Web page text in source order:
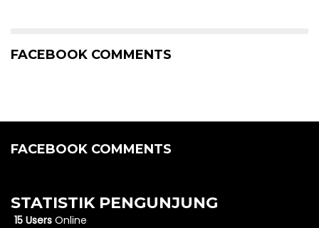
FACEBOOK COMMENTS
FACEBOOK COMMENTS
STATISTIK PENGUNJUNG
15 Users Online